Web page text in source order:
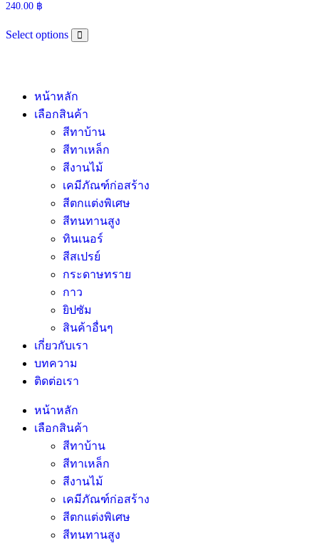
the
product
240.00 ฿
Select options
product
options
may
chosen
on
the
page
หน้าหลัก
เลือกสินค้า
สีทาบ้าน
สีทาเหล็ก
สีงานไม้
เคมีภัณฑ์ก่อสร้าง
สีตกแต่งพิเศษ
สีทนทานสูง
ทินเนอร์
สีสเปรย์
กระดาษทราย
กาว
ยิปซัม
สินค้าอื่นๆ
เกี่ยวกับเรา
บทความ
ติดต่อเรา
หน้าหลัก
เลือกสินค้า
สีทาบ้าน
สีทาเหล็ก
สีงานไม้
เคมีภัณฑ์ก่อสร้าง
สีตกแต่งพิเศษ
สีทนทานสูง